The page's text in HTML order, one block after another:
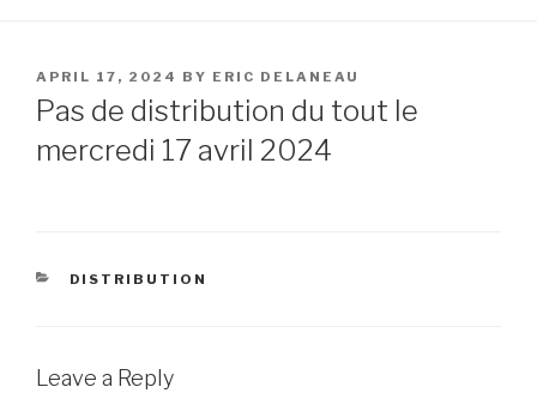
POSTED
ON
APRIL 17, 2024 BY ERIC DELANEAU
Pas de distribution du tout le
mercredi 17 avril 2024
CATEGORIES
DISTRIBUTION
Leave a Reply